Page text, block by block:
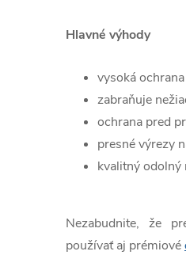
Hlavné výhody
vysoká
zabraňuje
ochrana pred
presné výrezy
kvalitný odolný
Nezabudnite, že
používať aj prémiové